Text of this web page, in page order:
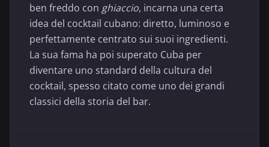
ben freddo con ghiaccio, incarna una certa
idea del cocktail cubano: diretto, luminoso e
perfettamente centrato sui suoi ingredienti.
La sua fama ha poi superato Cuba per
diventare uno standard della cultura del
cocktail, spesso citato come uno dei grandi
classici della storia del bar.